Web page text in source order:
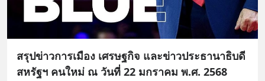
สรุปข่าวการเมือง เศรษฐกิจ และข่าวประธานาธิบดี
สหรัฐฯ คนใหม่ ณ วันที่ 22 มกราคม พ.ศ. 2568